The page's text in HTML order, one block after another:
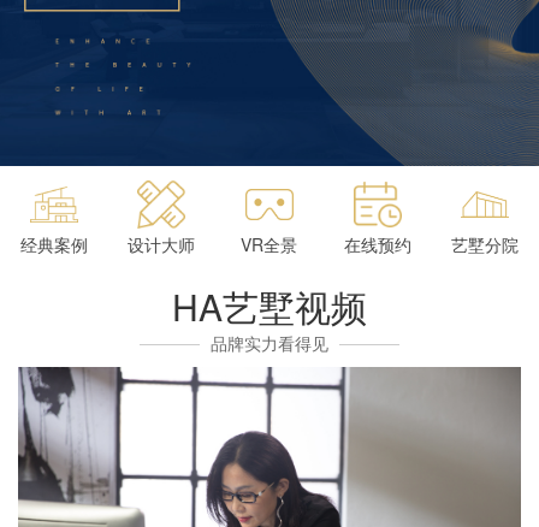
经典案例 设计大师 VR全景 在线预约 艺墅分院
HA艺墅视频
品牌实力看得见